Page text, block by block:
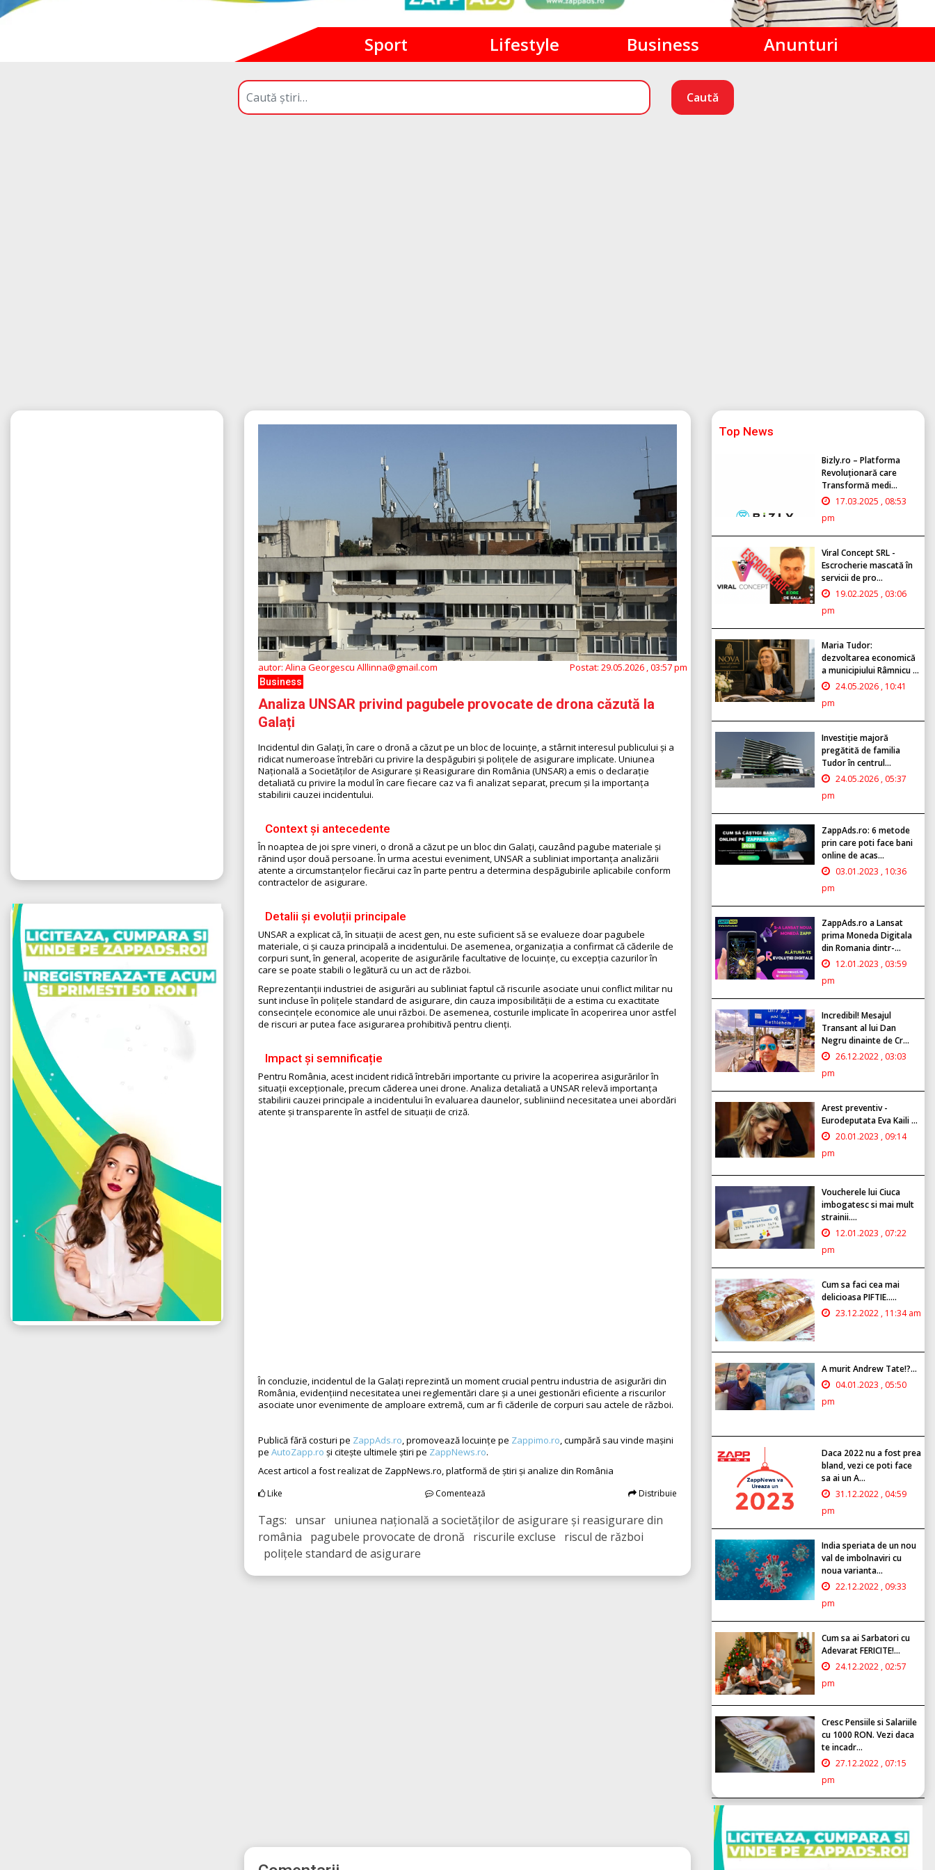
Sport Lifestyle Business Anunturi
Caută
autor: Alina Georgescu Alllinna@gmail.com Postat: 29.05.2026 , 03:57 pm
Business
Analiza UNSAR privind pagubele provocate de drona căzută la
Galați
Incidentul din Galați, în care o dronă a căzut pe un bloc de locuințe, a stârnit interesul publicului și a
ridicat numeroase întrebări cu privire la despăgubiri și polițele de asigurare implicate. Uniunea
Națională a Societăților de Asigurare și Reasigurare din România (UNSAR) a emis o declarație
detaliată cu privire la modul în care fiecare caz va fi analizat separat, precum și la importanța
stabilirii cauzei incidentului.
Context și antecedente
În noaptea de joi spre vineri, o dronă a căzut pe un bloc din Galați, cauzând pagube materiale și
rănind ușor două persoane. În urma acestui eveniment, UNSAR a subliniat importanța analizării
atente a circumstanțelor fiecărui caz în parte pentru a determina despăgubirile aplicabile conform
contractelor de asigurare.
Detalii și evoluții principale
UNSAR a explicat că, în situații de acest gen, nu este suficient să se evalueze doar pagubele
materiale, ci și cauza principală a incidentului. De asemenea, organizația a confirmat că căderile de
corpuri sunt, în general, acoperite de asigurările facultative de locuințe, cu excepția cazurilor în
care se poate stabili o legătură cu un act de război.
Reprezentanții industriei de asigurări au subliniat faptul că riscurile asociate unui conflict militar nu
sunt incluse în polițele standard de asigurare, din cauza imposibilității de a estima cu exactitate
consecințele economice ale unui război. De asemenea, costurile implicate în acoperirea unor astfel
de riscuri ar putea face asigurarea prohibitivă pentru clienți.
Impact și semnificație
Pentru România, acest incident ridică întrebări importante cu privire la acoperirea asigurărilor în
situații excepționale, precum căderea unei drone. Analiza detaliată a UNSAR relevă importanța
stabilirii cauzei principale a incidentului în evaluarea daunelor, subliniind necesitatea unei abordări
atente și transparente în astfel de situații de criză.
În concluzie, incidentul de la Galați reprezintă un moment crucial pentru industria de asigurări din
România, evidențiind necesitatea unei reglementări clare și a unei gestionări eficiente a riscurilor
asociate unor evenimente de amploare extremă, cum ar fi căderile de corpuri sau actele de război.
Publică fără costuri pe ZappAds.ro , promovează locuințe pe Zappimo.ro , cumpără sau vinde mașini
pe AutoZapp.ro și citește ultimele știri pe ZappNews.ro.
Acest articol a fost realizat de ZappNews.ro, platformă de știri și analize din România
Like Comentează Distribuie
Tags: unsar uniunea națională a societăților de asigurare și reasigurare din
românia pagubele provocate de dronă riscurile excluse riscul de război
polițele standard de asigurare
Top News
Bizly.ro – Platforma
Revoluționară care
Transformă medi...
17.03.2025 , 08:53
pm
Viral Concept SRL -
Escrocherie mascată în
servicii de pro...
19.02.2025 , 03:06
pm
Maria Tudor:
dezvoltarea economică
a municipiului Râmnicu ...
24.05.2026 , 10:41
pm
Investiție majoră
pregătită de familia
Tudor în centrul...
24.05.2026 , 05:37
pm
ZappAds.ro: 6 metode
prin care poti face bani
online de acas...
03.01.2023 , 10:36
pm
ZappAds.ro a Lansat
prima Moneda Digitala
din Romania dintr-...
12.01.2023 , 03:59
pm
Incredibil! Mesajul
Transant al lui Dan
Negru dinainte de Cr...
26.12.2022 , 03:03
pm
Arest preventiv -
Eurodeputata Eva Kaili ...
20.01.2023 , 09:14
pm
Voucherele lui Ciuca
imbogatesc si mai mult
strainii....
12.01.2023 , 07:22
pm
Cum sa faci cea mai
delicioasa PIFTIE.....
23.12.2022 , 11:34 am
A murit Andrew Tate!?...
04.01.2023 , 05:50
pm
Daca 2022 nu a fost prea
bland, vezi ce poti face
sa ai un A...
31.12.2022 , 04:59
pm
India speriata de un nou
val de imbolnaviri cu
noua varianta...
22.12.2022 , 09:33
pm
Cum sa ai Sarbatori cu
Adevarat FERICITE!...
24.12.2022 , 02:57
pm
Cresc Pensiile si Salariile
cu 1000 RON. Vezi daca
te incadr...
27.12.2022 , 07:15
pm